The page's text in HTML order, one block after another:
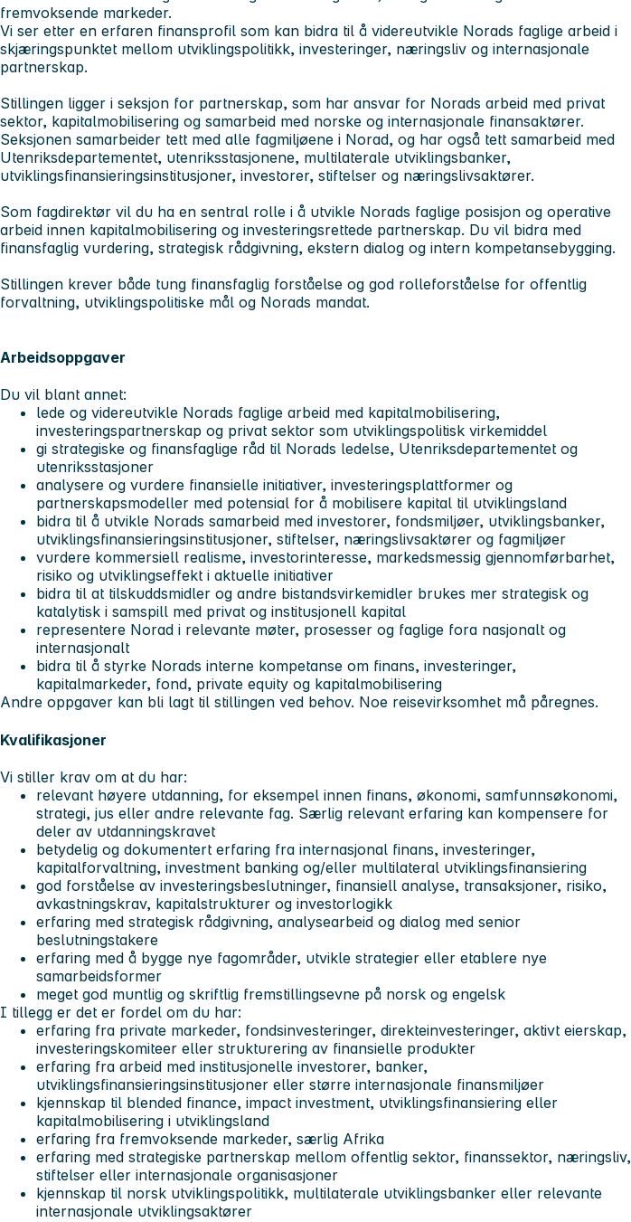
fremvoksende markeder.
Vi ser etter en erfaren finansprofil som kan bidra til å videreutvikle Norads faglige arbeid i
skjæringspunktet mellom utviklingspolitikk, investeringer, næringsliv og internasjonale
partnerskap.
Stillingen ligger i seksjon for partnerskap, som har ansvar for Norads arbeid med privat
sektor, kapitalmobilisering og samarbeid med norske og internasjonale finansaktører.
Seksjonen samarbeider tett med alle fagmiljøene i Norad, og har også tett samarbeid med
Utenriksdepartementet, utenriksstasjonene, multilaterale utviklingsbanker,
utviklingsfinansieringsinstitusjoner, investorer, stiftelser og næringslivsaktører.
Som fagdirektør vil du ha en sentral rolle i å utvikle Norads faglige posisjon og operative
arbeid innen kapitalmobilisering og investeringsrettede partnerskap. Du vil bidra med
finansfaglig vurdering, strategisk rådgivning, ekstern dialog og intern kompetansebygging.
Stillingen krever både tung finansfaglig forståelse og god rolleforståelse for offentlig
forvaltning, utviklingspolitiske mål og Norads mandat.
Arbeidsoppgaver
Du vil blant annet:
lede og videreutvikle Norads faglige arbeid med kapitalmobilisering,
investeringspartnerskap og privat sektor som utviklingspolitisk virkemiddel
gi strategiske og finansfaglige råd til Norads ledelse, Utenriksdepartementet og
utenriksstasjoner
analysere og vurdere finansielle initiativer, investeringsplattformer og
partnerskapsmodeller med potensial for å mobilisere kapital til utviklingsland
bidra til å utvikle Norads samarbeid med investorer, fondsmiljøer, utviklingsbanker,
utviklingsfinansieringsinstitusjoner, stiftelser, næringslivsaktører og fagmiljøer
vurdere kommersiell realisme, investorinteresse, markedsmessig gjennomførbarhet,
risiko og utviklingseffekt i aktuelle initiativer
bidra til at tilskuddsmidler og andre bistandsvirkemidler brukes mer strategisk og
katalytisk i samspill med privat og institusjonell kapital
representere Norad i relevante møter, prosesser og faglige fora nasjonalt og
internasjonalt
bidra til å styrke Norads interne kompetanse om finans, investeringer,
kapitalmarkeder, fond, private equity og kapitalmobilisering
Andre oppgaver kan bli lagt til stillingen ved behov. Noe reisevirksomhet må påregnes.
Kvalifikasjoner
Vi stiller krav om at du har:
relevant høyere utdanning, for eksempel innen finans, økonomi, samfunnsøkonomi,
strategi, jus eller andre relevante fag. Særlig relevant erfaring kan kompensere for
deler av utdanningskravet
betydelig og dokumentert erfaring fra internasjonal finans, investeringer,
kapitalforvaltning, investment banking og/eller multilateral utviklingsfinansiering
god forståelse av investeringsbeslutninger, finansiell analyse, transaksjoner, risiko,
avkastningskrav, kapitalstrukturer og investorlogikk
erfaring med strategisk rådgivning, analysearbeid og dialog med senior
beslutningstakere
erfaring med å bygge nye fagområder, utvikle strategier eller etablere nye
samarbeidsformer
meget god muntlig og skriftlig fremstillingsevne på norsk og engelsk
I tillegg er det er fordel om du har:
erfaring fra private markeder, fondsinvesteringer, direkteinvesteringer, aktivt eierskap,
investeringskomiteer eller strukturering av finansielle produkter
erfaring fra arbeid med institusjonelle investorer, banker,
utviklingsfinansieringsinstitusjoner eller større internasjonale finansmiljøer
kjennskap til blended finance, impact investment, utviklingsfinansiering eller
kapitalmobilisering i utviklingsland
erfaring fra fremvoksende markeder, særlig Afrika
erfaring med strategiske partnerskap mellom offentlig sektor, finanssektor, næringsliv,
stiftelser eller internasjonale organisasjoner
kjennskap til norsk utviklingspolitikk, multilaterale utviklingsbanker eller relevante
internasjonale utviklingsaktører